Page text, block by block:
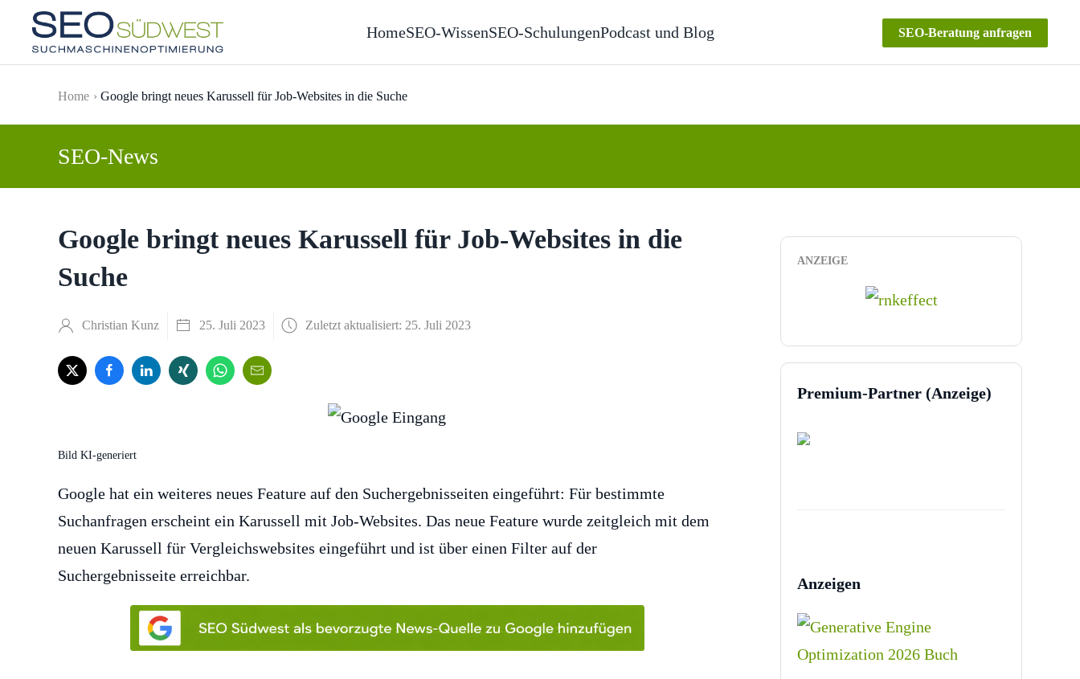
Skip to main content
HomeSEO-WissenSEO-SchulungenPodcast und Blog SEO-Beratung anfragen
Home Google bringt neues Karussell für Job-Websites in die Suche
SEO-News
Google bringt neues Karussell für Job-Websites in die
Suche
Christian Kunz 25. Juli 2023 Zuletzt aktualisiert: 25. Juli 2023
Bild KI-generiert
Google hat ein weiteres neues Feature auf den Suchergebnisseiten eingeführt: Für bestimmte
Suchanfragen erscheint ein Karussell mit Job-Websites. Das neue Feature wurde zeitgleich mit dem
neuen Karussell für Vergleichswebsites eingeführt und ist über einen Filter auf der
Suchergebnisseite erreichbar.
ANZEIGE
Premium-Partner (Anzeige)
Anzeigen